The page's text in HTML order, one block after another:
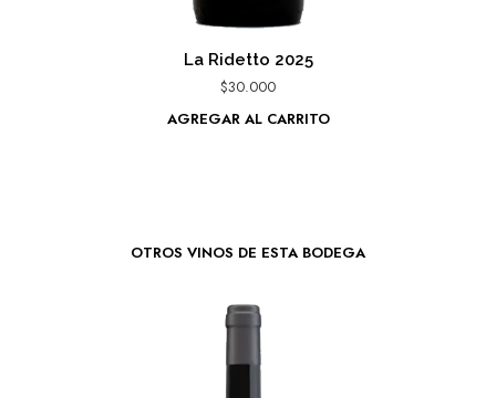
La Ridetto 2025
$30.000
AGREGAR AL CARRITO
OTROS VINOS DE ESTA BODEGA